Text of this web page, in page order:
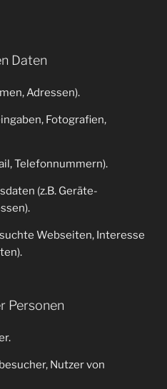
Daten
Adressen).
Fotografien,
Telefonnummern).
(z.B. Geräte-
Webseiten, Interesse
Personen
Nutzer von